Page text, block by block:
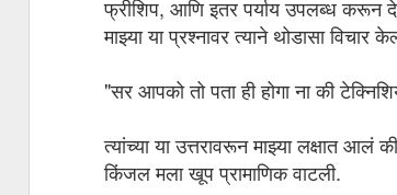
फ्रीशिप, आणि इतर पर्याय उपलब्ध
माझ्या या प्रश्नावर त्याने थोडासा
"सर आपको तो पता ही होगा ना की
त्यांच्या या उत्तरावरून माझ्या लक्षात आलं
किंजल मला खूप प्रामाणिक वाटली.
JUL प्रोफेसर मॅथ्यू
"Dinesh, you
great visionary
२०११ ला मी इलेक्टॉनिक्स चा
तंत्रनिकेतनामध्ये रुजू झालो
पहात होतो. प्रो. मॅथ्यू